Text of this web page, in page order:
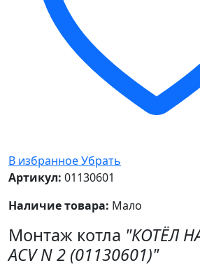
В избранноеУбрать
Артикул: 01130601
Наличие товара: Мало
Монтаж котла "КОТЁЛ
ACV N 2 (01130601)"